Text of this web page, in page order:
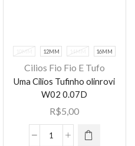
10MM 12MM 14MM 16MM
Cilios Fio Fio E Tufo
Uma Cilios Tufinho olinrovi
W02 0.07D
R$5,00
Uma
Este
produto
tem várias
variantes.
As opções
podem ser